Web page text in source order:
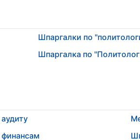
Шпаргалки по
Шпаргалка по